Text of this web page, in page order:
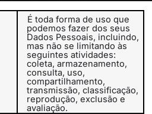
É toda forma de uso que
podemos fazer dos seus
Dados Pessoais, incluindo,
mas não se limitando às
seguintes atividades:
coleta, armazenamento,
consulta, uso,
compartilhamento,
transmissão, classificação,
reprodução, exclusão e
avaliação.